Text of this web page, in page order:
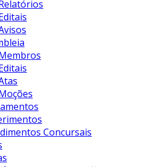
Concursais